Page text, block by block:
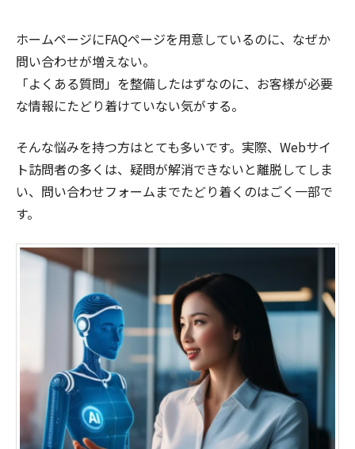
ホームページにFAQページを用意しているのに、なぜか
問い合わせが増えない。
「よくある質問」を整備したはずなのに、お客様が必要
な情報にたどり着けていない気がする。
そんな悩みを持つ方はとても多いです。実際、Webサイ
ト訪問者の多くは、疑問が解消できないと離脱してしま
い、問い合わせフォームまでたどり着くのはごく一部で
す。